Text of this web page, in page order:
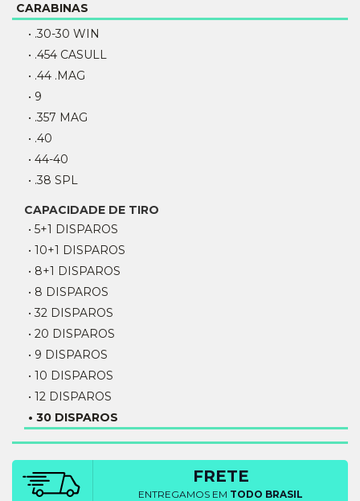
CARABINAS
• .30-30 WIN
• .454 CASULL
• .44 .MAG
• 9
• .357 MAG
• .40
• 44-40
• .38 SPL
CAPACIDADE DE TIRO
• 5+1 DISPAROS
• 10+1 DISPAROS
• 8+1 DISPAROS
• 8 DISPAROS
• 32 DISPAROS
• 20 DISPAROS
• 9 DISPAROS
• 10 DISPAROS
• 12 DISPAROS
• 30 DISPAROS
FRETE
ENTREGAMOS EM TODO BRASIL